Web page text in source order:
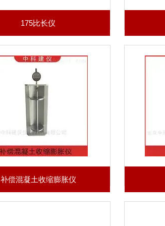
175比长仪
补偿混凝土收缩膨胀仪